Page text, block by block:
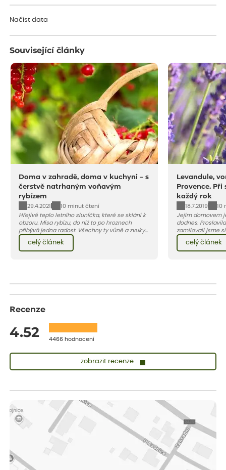
Načíst data
Související články
Doma v zahradě, doma v kuchyni – s
čerstvě natrhaným voňavým
rybízem
29.4.2021
10 minut čtení
Hřejivé teplo letního sluníčka, které se sklání k
obzoru. Mísa rybízu, do níž to po hroznech
přibývá jedna radost. Všechny ty vůně a zvuky
červencové zahrady. Sklizeň rybízu do kuchyně
vnese neuvěřitelný klid a radost. A taky trochu
bezstarostnosti dětství při mlsání babiččina
celý článek
Levandule,
Provence.
každý rok
18.7.2019
10
Jejím domovem
dodnes.
zamilovali jsme
Evropy. Koneckonců, i Petr Hapka
slavnou písničku
zpěvačky Hany
celý článek
Recenze
4.52 4466 hodnocení
zobrazit recenze
Vše v pořádku, jsem spokojena.
ověřený nákup dnes
Rostlina mi přišla v dobrém stavu, jsem spokojená.
Zuzana